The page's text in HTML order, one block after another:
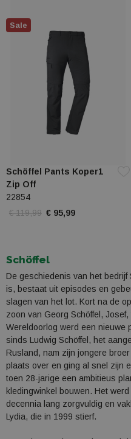
Schöffel Pants Koper1
Zip Off
22854
€ 119,99 € 95,99
Sale
Schöffel
De geschiedenis van het bedrijf
is, bestaat uit episodes en
slagen van het lot. Kort na de
zoon van Georg Schöffel,
Wereldoorlog werd een nieuwe
sinds Ludwig Schöffel, het
Rusland, nam zijn jongere
plaats over en ging al snel zijn
toen 28-jarige een ambitieus
kledingwinkel bouwen. Het
decennia lang zorgvuldig en
Lydia, die in 1999 stierf.